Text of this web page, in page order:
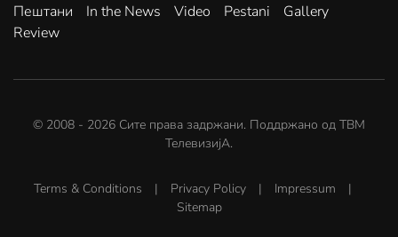
Пештани In the News Video Pestani
Gallery
Review
© 2008 - 2026 Сите права задржани. Поддржано од ТВМ
ТелевизијА.
Terms & Conditions | Privacy Policy | Impressum |
Sitemap